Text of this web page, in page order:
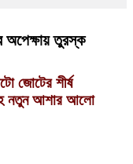
অপেক্ষায় তুরস্ক
জোটের শীর্ষ
নতুন আশার আলো